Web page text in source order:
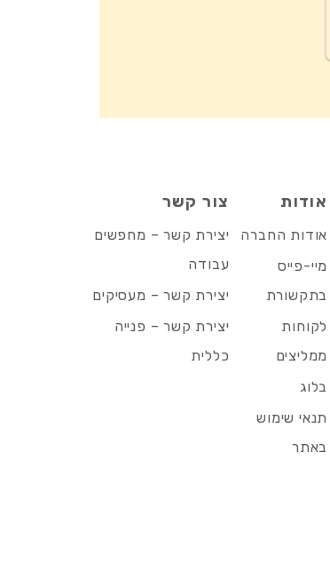
אודות
אודות החברה
מיי-פייס
בתקשורת
לקוחות
ממליצים
בלוג
תנאי שימוש
באתר
צור קשר
יצירת קשר – מחפשים
עבודה
יצירת קשר – מעסיקים
יצירת קשר – פנייה
כללית